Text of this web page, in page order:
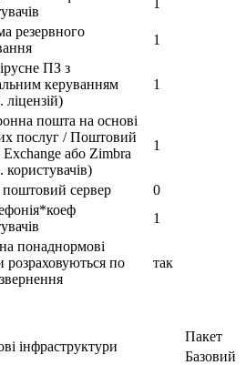
резервного
1
ПЗ з
керуванням
1
пошта на основі
послуг / Поштовий
Exchange або Zimbra
користувачів)
1
сервер
0
1
понаднормові
розраховуються по
так
інфраструктури
Пакет
Базовий